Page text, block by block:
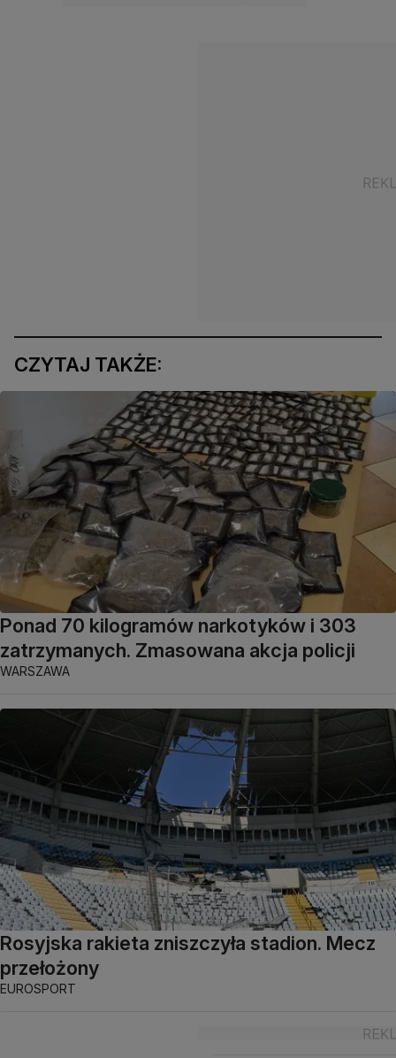
CZYTAJ TAKŻE:
Ponad 70 kilogramów narkotyków i 303
zatrzymanych. Zmasowana akcja policji
WARSZAWA
Rosyjska rakieta zniszczyła stadion. Mecz
przełożony
EUROSPORT